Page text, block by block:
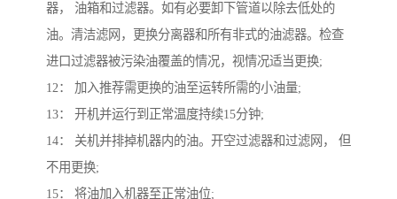
器， 油箱和过滤器。如有必要卸下管道以除去低处的
油。清洁滤网，更换分离器和所有非式的油滤器。检查
进口过滤器被污染油覆盖的情况，视情况适当更换;
12： 加入推荐需更换的油至运转所需的小油量;
13： 开机并运行到正常温度持续15分钟;
14： 关机并排掉机器内的油。开空过滤器和过滤网， 但
不用更换;
15： 将油加入机器至正常油位;